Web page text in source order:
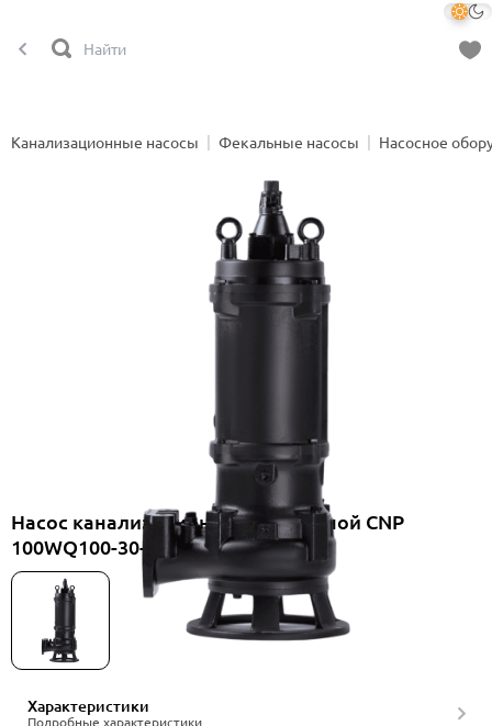
Канализационные насосы Фекальные насосы Насосное
Насос канализационный погружной CNP
100WQ100-30-15AC(I)+TOS-100
Характеристики
Подробные характеристики